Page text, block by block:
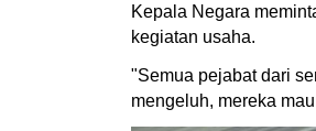
Kepala Negara
kegiatan usaha.
"Semua pejabat dari
mengeluh, mereka